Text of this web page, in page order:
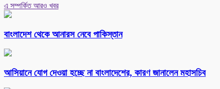
এ সম্পর্কিত আরও খবর
বাংলাদেশ থেকে আনারস নেবে পাকিস্তান
আসিয়ানে যোগ দেওয়া হচ্ছে না বাংলাদেশের, কারণ জানালেন মহাসচিব